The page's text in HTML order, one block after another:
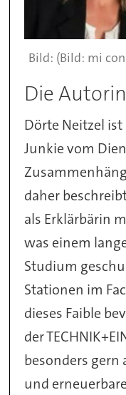
(Bild: mi
Die
Dörte Neitzel
Junkie vom
daher
als Erklärbärin
was einem
Studium
Stationen im
dieses Faible
der
besonders gern
und